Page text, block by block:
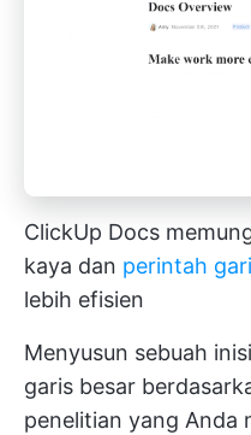
ClickUp Docs
kaya dan perintah
lebih efisien
Menyusun sebuah
garis besar
penelitian yang Anda